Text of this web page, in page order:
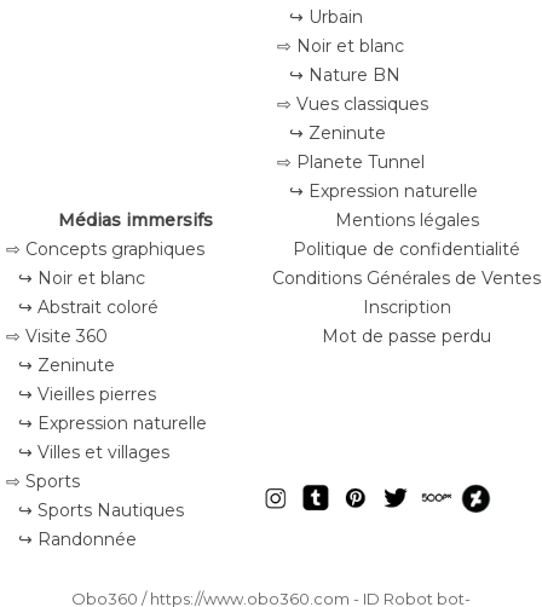
↪ Urbain
⇨ Noir et blanc
↪ Nature BN
⇨ Vues classiques
↪ Zeninute
⇨ Planete Tunnel
↪ Expression naturelle
Médias immersifs
⇨ Concepts graphiques
↪ Noir et blanc
↪ Abstrait coloré
⇨ Visite 360
↪ Zeninute
↪ Vieilles pierres
↪ Expression naturelle
↪ Villes et villages
⇨ Sports
↪ Sports Nautiques
↪ Randonnée
Mentions légales
Politique de confidentialité
Conditions Générales de Ventes
Inscription
Mot de passe perdu
Obo360 / https://www.obo360.com - ID Robot bot-